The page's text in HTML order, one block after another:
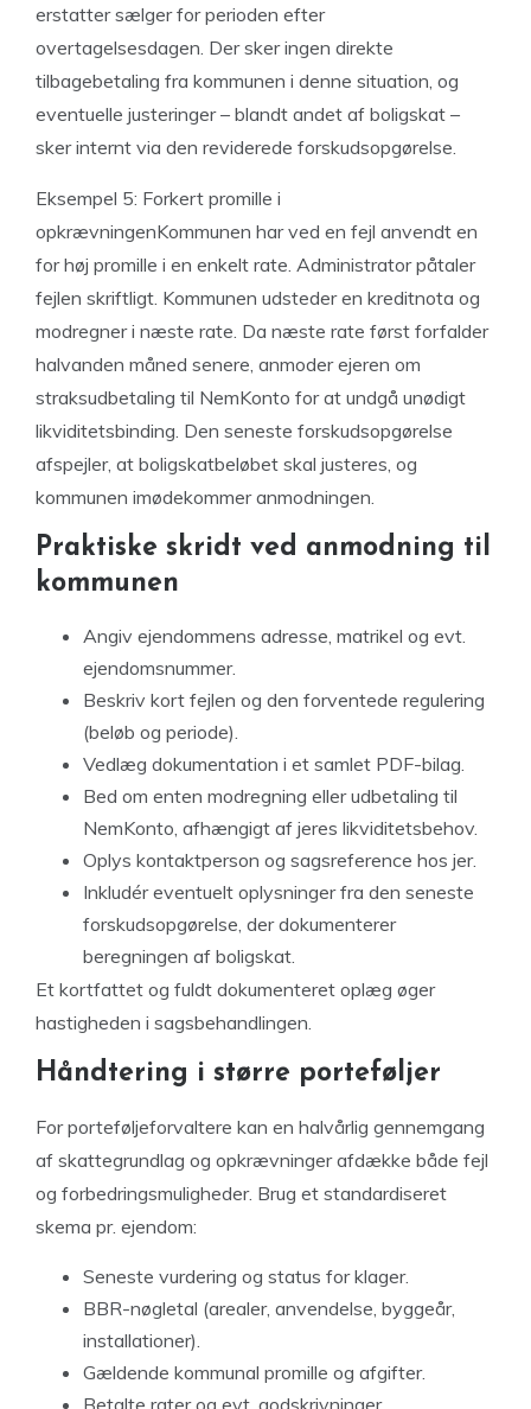
erstatter sælger for perioden efter
overtagelsesdagen. Der sker ingen direkte
tilbagebetaling fra kommunen i denne situation, og
eventuelle justeringer – blandt andet af boligskat –
sker internt via den reviderede forskudsopgørelse.
Eksempel 5: Forkert promille i
opkrævningenKommunen har ved en fejl anvendt en
for høj promille i en enkelt rate. Administrator påtaler
fejlen skriftligt. Kommunen udsteder en kreditnota og
modregner i næste rate. Da næste rate først forfalder
halvanden måned senere, anmoder ejeren om
straksudbetaling til NemKonto for at undgå unødigt
likviditetsbinding. Den seneste forskudsopgørelse
afspejler, at boligskatbeløbet skal justeres, og
kommunen imødekommer anmodningen.
Praktiske skridt ved anmodning til
kommunen
Angiv ejendommens adresse, matrikel og evt.
ejendomsnummer.
Beskriv kort fejlen og den forventede regulering
(beløb og periode).
Vedlæg dokumentation i et samlet PDF-bilag.
Bed om enten modregning eller udbetaling til
NemKonto, afhængigt af jeres likviditetsbehov.
Oplys kontaktperson og sagsreference hos jer.
Inkludér eventuelt oplysninger fra den seneste
forskudsopgørelse, der dokumenterer
beregningen af boligskat.
Et kortfattet og fuldt dokumenteret oplæg øger
hastigheden i sagsbehandlingen.
Håndtering i større porteføljer
For porteføljeforvaltere kan en halvårlig gennemgang
af skattegrundlag og opkrævninger afdække både fejl
og forbedringsmuligheder. Brug et standardiseret
skema pr. ejendom:
Seneste vurdering og status for klager.
BBR-nøgletal (arealer, anvendelse, byggeår,
installationer).
Gældende kommunal promille og afgifter.
Betalte rater og evt. godskrivninger.